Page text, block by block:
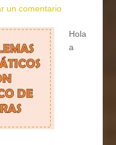
un comentario
Hola
a